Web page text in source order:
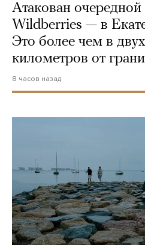
Атакован очередной
Wildberries — в
Это более чем в
километров от
8 часов назад